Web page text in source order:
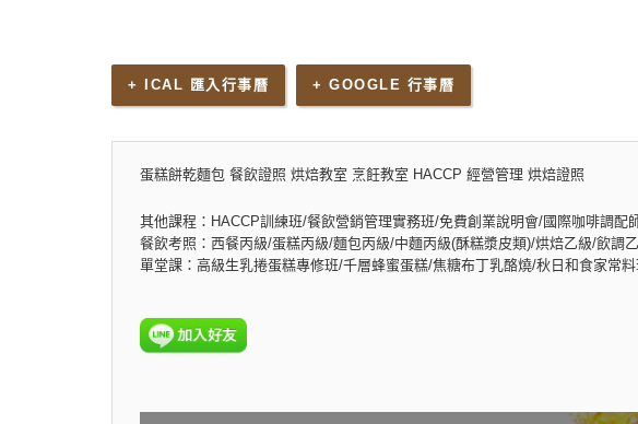
+ ICAL 匯入行事曆 + GOOGLE 行事曆
蛋糕餅乾麵包 餐飲證照 烘焙教室 烹飪教室 HACCP 經營管理 烘焙證照
其他課程：HACCP訓練班/餐飲營銷管理實務班/免費創業說明會/國際咖啡調配
餐飲考照：西餐丙級/蛋糕丙級/麵包丙級/中麵丙級(酥糕漿皮類)/烘焙乙級/飲調
單堂課：高級生乳捲蛋糕專修班/千層蜂蜜蛋糕/焦糖布丁乳酪燒/秋日和食家常